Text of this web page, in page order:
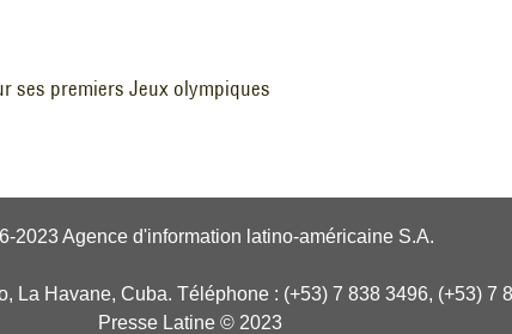
ses premiers Jeux olympiques
2023 Agence d'information latino-américaine S.A.
La Havane, Cuba. Téléphone : (+53) 7 838 3496, (+53) 7
Presse Latine © 2023